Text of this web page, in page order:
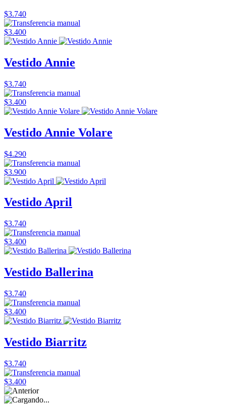
$3.740
$3.400
Vestido Annie
$3.740
$3.400
Vestido Annie Volare
$4.290
$3.900
Vestido April
$3.740
$3.400
Vestido Ballerina
$3.740
$3.400
Vestido Biarritz
$3.740
$3.400